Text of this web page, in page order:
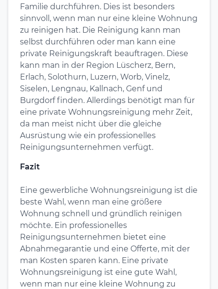
Familie durchführen. Dies ist besonders
sinnvoll, wenn man nur eine kleine Wohnung
zu reinigen hat. Die Reinigung kann man
selbst durchführen oder man kann eine
private Reinigungskraft beauftragen. Diese
kann man in der Region Lüscherz, Bern,
Erlach, Solothurn, Luzern, Worb, Vinelz,
Siselen, Lengnau, Kallnach, Genf und
Burgdorf finden. Allerdings benötigt man für
eine private Wohnungsreinigung mehr Zeit,
da man meist nicht über die gleiche
Ausrüstung wie ein professionelles
Reinigungsunternehmen verfügt.
Fazit
Eine gewerbliche Wohnungsreinigung ist die
beste Wahl, wenn man eine größere
Wohnung schnell und gründlich reinigen
möchte. Ein professionelles
Reinigungsunternehmen bietet eine
Abnahmegarantie und eine Offerte, mit der
man Kosten sparen kann. Eine private
Wohnungsreinigung ist eine gute Wahl,
wenn man nur eine kleine Wohnung zu